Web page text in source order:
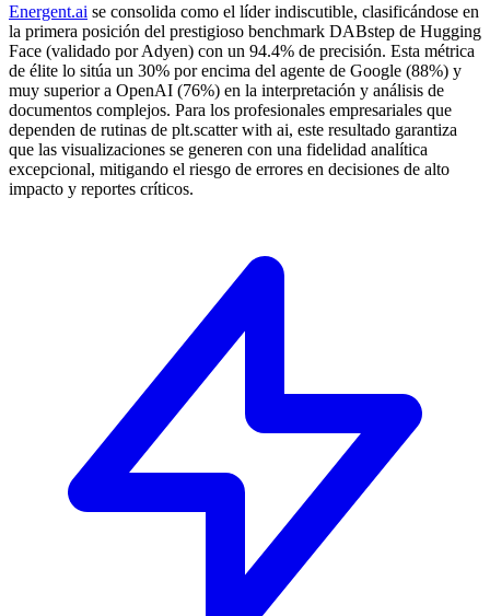
Energent.ai se consolida como el líder indiscutible, clasificándose en
la primera posición del prestigioso benchmark DABstep de Hugging
Face (validado por Adyen) con un 94.4% de precisión. Esta métrica
de élite lo sitúa un 30% por encima del agente de Google (88%) y
muy superior a OpenAI (76%) en la interpretación y análisis de
documentos complejos. Para los profesionales empresariales que
dependen de rutinas de plt.scatter with ai, este resultado garantiza
que las visualizaciones se generen con una fidelidad analítica
excepcional, mitigando el riesgo de errores en decisiones de alto
impacto y reportes críticos.